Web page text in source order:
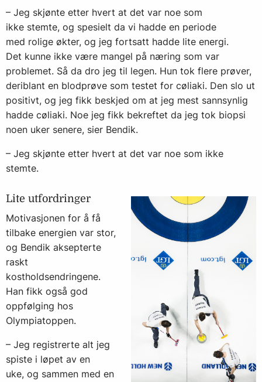
– Jeg skjønte etter hvert at det var noe som
ikke stemte, og spesielt da vi hadde en periode
med rolige økter, og jeg fortsatt hadde lite energi.
Det kunne ikke være mangel på næring som var
problemet. Så da dro jeg til legen. Hun tok flere prøver,
deriblant en blodprøve som testet for cøliaki. Den slo ut
positivt, og jeg fikk beskjed om at jeg mest sannsynlig
hadde cøliaki. Noe jeg fikk bekreftet da jeg tok biopsi
noen uker senere, sier Bendik.
– Jeg skjønte etter hvert at det var noe som ikke
stemte.
Lite utfordringer
Motivasjonen for å få
tilbake energien var stor,
og Bendik aksepterte
raskt
kostholdsendringene.
Han fikk også god
oppfølging hos
Olympiatoppen.
– Jeg registrerte alt jeg
spiste i løpet av en
uke, og sammen med en